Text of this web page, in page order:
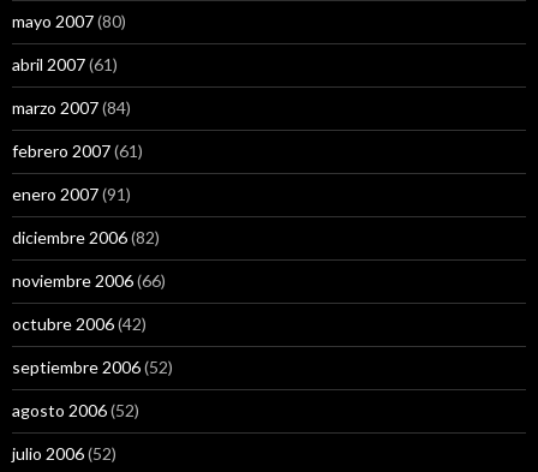
mayo 2007(80)
abril 2007(61)
marzo 2007(84)
febrero 2007(61)
enero 2007(91)
diciembre 2006(82)
noviembre 2006(66)
octubre 2006(42)
septiembre 2006(52)
agosto 2006(52)
julio 2006(52)